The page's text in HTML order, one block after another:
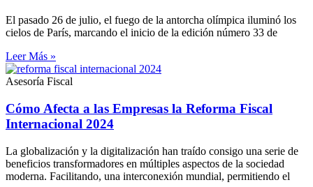
El pasado 26 de julio, el fuego de la antorcha olímpica iluminó los
cielos de París, marcando el inicio de la edición número 33 de
Leer Más »
Asesoría Fiscal
Cómo Afecta a las Empresas la Reforma Fiscal
Internacional 2024
La globalización y la digitalización han traído consigo una serie de
beneficios transformadores en múltiples aspectos de la sociedad
moderna. Facilitando, una interconexión mundial, permitiendo el